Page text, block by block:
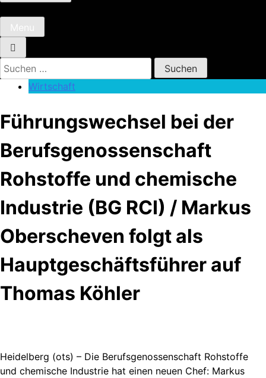
Menu
Suchen
nach:
Wirtschaft
Führungswechsel bei der
Berufsgenossenschaft
Rohstoffe und chemische
Industrie (BG RCI) / Markus
Oberscheven folgt als
Hauptgeschäftsführer auf
Thomas Köhler
Heidelberg (ots) – Die Berufsgenossenschaft Rohstoffe
und chemische Industrie hat einen neuen Chef: Markus